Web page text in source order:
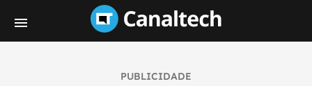
PUBLICIDADE